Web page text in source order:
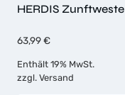
HERDIS Zunftweste
63,99€
Enthält 19% MwSt.
zzgl. Versand